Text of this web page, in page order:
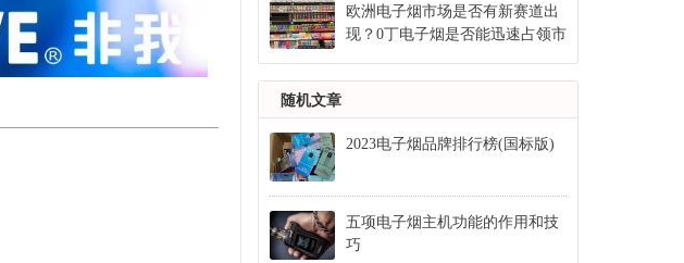
欧洲电子烟市场是否有新赛道出
现？0丁电子烟是否能迅速占领市
随机文章
2023电子烟品牌排行榜(国标版)
五项电子烟主机功能的作用和技
巧